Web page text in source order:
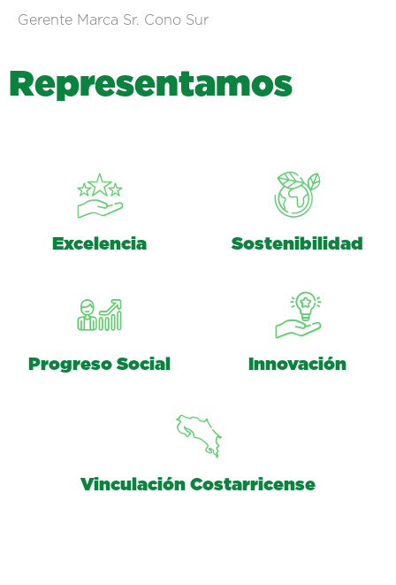
Gerente Marca Sr. Cono Sur
Representamos
Excelencia Sostenibilidad
Progreso Social Innovación
Vinculación Costarricense